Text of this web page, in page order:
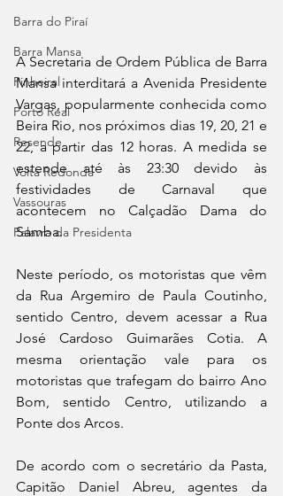
Barra do Piraí
Barra Mansa
Pinheiral
Porto Real
Resende
Volta Redonda
Vassouras
Palavra da Presidenta
A Secretaria de Ordem Pública de Barra
Mansa interditará a Avenida Presidente
Vargas, popularmente conhecida como
Beira Rio, nos próximos dias 19, 20, 21 e
22, a partir das 12 horas. A medida se
estende até às 23:30 devido às
festividades de Carnaval que
acontecem no Calçadão Dama do
Samba.
Neste período, os motoristas que vêm
da Rua Argemiro de Paula Coutinho,
sentido Centro, devem acessar a Rua
José Cardoso Guimarães Cotia. A
mesma orientação vale para os
motoristas que trafegam do bairro Ano
Bom, sentido Centro, utilizando a
Ponte dos Arcos.
De acordo com o secretário da Pasta,
Capitão Daniel Abreu, agentes da